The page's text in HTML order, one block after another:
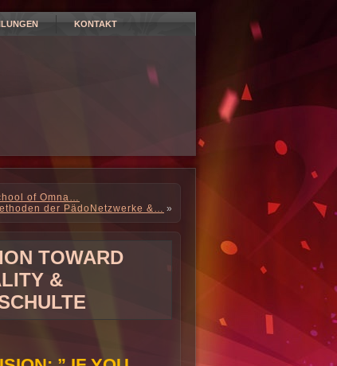
KONTAKT
of Omna…
der PädoNetzwerke &… »
TOWARD
&